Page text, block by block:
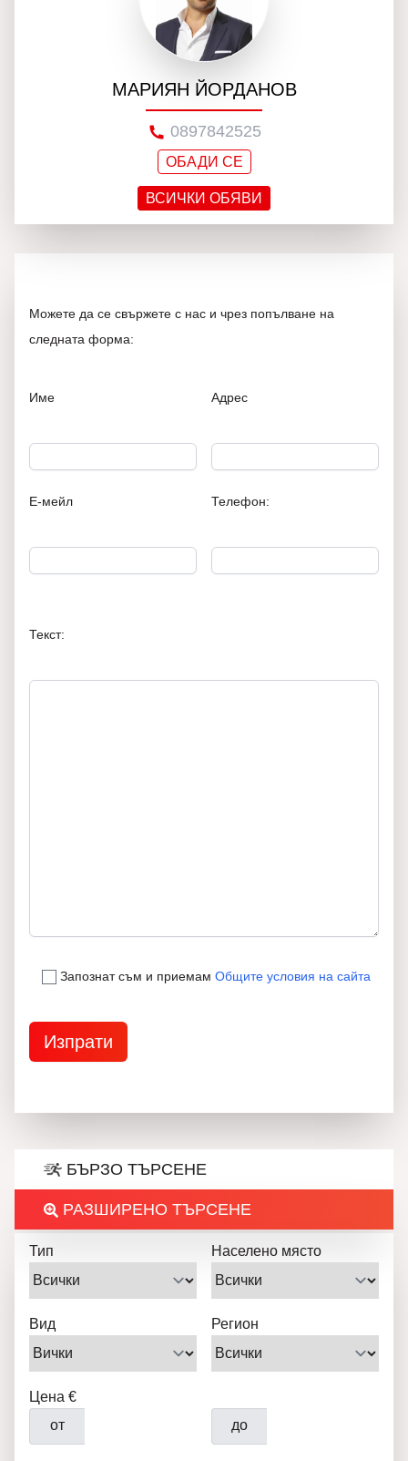
МАРИЯН ЙОРДАНОВ
0897842525
ОБАДИ СЕ
ВСИЧКИ ОБЯВИ
Можете да се свържете с нас и чрез попълване на
следната форма:
Име
Е-мейл
Адрес
Телефон:
Текст:
Запознат съм и приемам Общите условия на сайта
БЪРЗО ТЪРСЕНЕ
РАЗШИРЕНО ТЪРСЕНЕ
Тип Населено място
Вид Регион
Цена €
от
до